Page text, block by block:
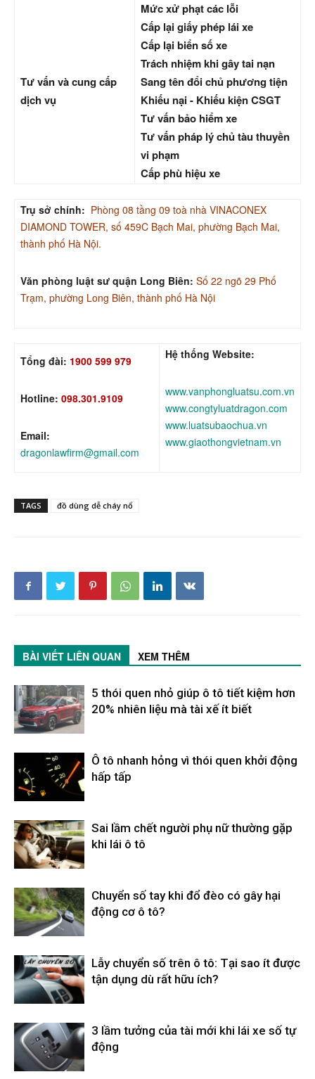
Tư vấn và cung cấp
dịch vụ
Mức xử phạt các lỗi
Cấp lại giấy phép lái xe
Cấp lại biển số xe
Trách nhiệm khi gây tai nạn
Sang tên đổi chủ phương tiện
Khiếu nại - Khiếu kiện CSGT
Tư vấn bảo hiểm xe
Tư vấn pháp lý chủ tàu thuyền
vi phạm
Cấp phù hiệu xe
Trụ sở chính: Phòng 08 tầng 09 toà nhà VINACONEX
DIAMOND TOWER, số 459C Bạch Mai, phường Bạch Mai,
thành phố Hà Nội.
Văn phòng luật sư quận Long Biên: Số 22 ngõ 29 Phố
Trạm, phường Long Biên, thành phố Hà Nội
Tổng đài: 1900 599 979
Hotline: 098.301.9109
Email:
dragonlawfirm@gmail.com
Hệ thống Website:
www.vanphongluatsu.com.vn
www.congtyluatdragon.com
www.luatsubaochua.vn
www.giaothongvietnam.vn
TAGS đồ dùng dễ cháy nổ
BÀI VIẾT LIÊN QUAN XEM THÊM
5 thói quen nhỏ giúp ô tô tiết kiệm hơn
20% nhiên liệu mà tài xế ít biết
Ô tô nhanh hỏng vì thói quen khởi động
hấp tấp
Sai lầm chết người phụ nữ thường gặp
khi lái ô tô
Chuyển số tay khi đổ đèo có gây hại
động cơ ô tô?
Lẫy chuyển số trên ô tô: Tại sao ít được
tận dụng dù rất hữu ích?
3 lầm tưởng của tài mới khi lái xe số tự
động